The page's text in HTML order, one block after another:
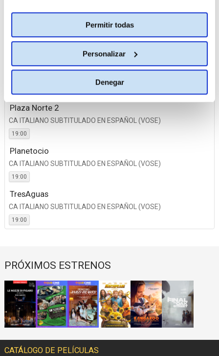
Permitir todas
Personalizar
Denegar
CA ITALIANO SUBTITULADO EN ESPAÑOL (VOSE)
La Vaguada
Plaza Norte 2
CA ITALIANO SUBTITULADO EN ESPAÑOL (VOSE)
19:00
Planetocio
CA ITALIANO SUBTITULADO EN ESPAÑOL (VOSE)
19:00
TresAguas
CA ITALIANO SUBTITULADO EN ESPAÑOL (VOSE)
19:00
PRÓXIMOS ESTRENOS
CATÁLOGO DE PELÍCULAS